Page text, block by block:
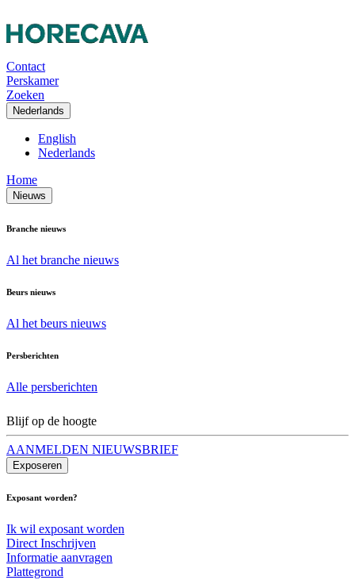
Contact
Perskamer
Zoeken
Nederlands
English
Nederlands
Home
Nieuws
Branche nieuws
Al het branche nieuws
Beurs nieuws
Al het beurs nieuws
Persberichten
Alle persberichten
Blijf op de hoogte
AANMELDEN NIEUWSBRIEF
Exposeren
Exposant worden?
Ik wil exposant worden
Direct Inschrijven
Informatie aanvragen
Plattegrond